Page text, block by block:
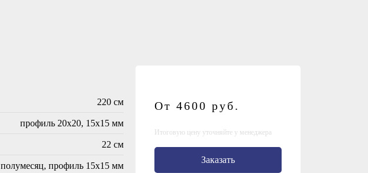
220 см
профиль 20х20, 15х15 мм
22 см
полумесяц, профиль 15х15 мм
От 4600 руб.
Итоговую цену уточняйте у менеджера
Заказать